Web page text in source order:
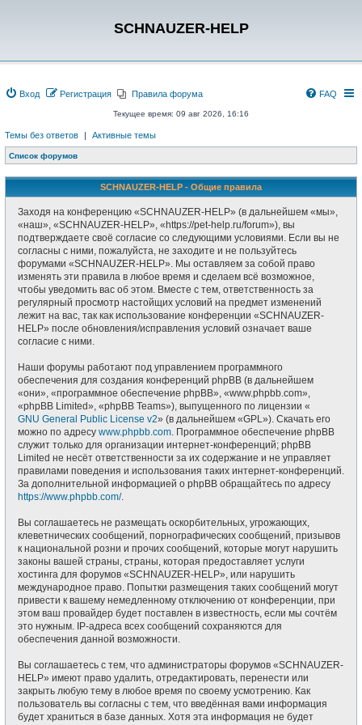
SCHNAUZER-HELP
Вход Регистрация Правила форума FAQ
Текущее время: 09 авг 2026, 16:16
Темы без ответов | Активные темы
Список форумов
SCHNAUZER-HELP - Общие правила
Заходя на конференцию «SCHNAUZER-HELP» (в дальнейшем «мы»,
«наш», «SCHNAUZER-HELP», «https://pet-help.ru/forum»), вы
подтверждаете своё согласие со следующими условиями. Если вы не
согласны с ними, пожалуйста, не заходите и не пользуйтесь
форумами «SCHNAUZER-HELP». Мы оставляем за собой право
изменять эти правила в любое время и сделаем всё возможное,
чтобы уведомить вас об этом. Вместе с тем, ответственность за
регулярный просмотр настойщих условий на предмет изменений
лежит на вас, так как использование конференции «SCHNAUZER-
HELP» после обновления/исправления условий означает ваше
согласие с ними.
Наши форумы работают под управлением программного
обеспечения для создания конференций phpBB (в дальнейшем
«они», «программное обеспечение phpBB», «www.phpbb.com»,
«phpBB Limited», «phpBB Teams»), выпущенного по лицензии «
GNU General Public License v2» (в дальнейшем «GPL»). Скачать его
можно по адресу www.phpbb.com. Программное обеспечение phpBB
служит только для организации интернет-конференций; phpBB
Limited не несёт ответственности за их содержание и не управляет
правилами поведения и использования таких интернет-конференций.
За дополнительной информацией о phpBB обращайтесь по адресу
https://www.phpbb.com/.
Вы соглашаетесь не размещать оскорбительных, угрожающих,
клеветнических сообщений, порнографических сообщений, призывов
к национальной розни и прочих сообщений, которые могут нарушить
законы вашей страны, страны, которая предоставляет услуги
хостинга для форумов «SCHNAUZER-HELP», или нарушить
международное право. Попытки размещения таких сообщений могут
привести к вашему немедленному отключению от конференции, при
этом ваш провайдер будет поставлен в известность, если мы сочтём
это нужным. IP-адреса всех сообщений сохраняются для
обеспечения данной возможности.
Вы соглашаетесь с тем, что администраторы форумов «SCHNAUZER-
HELP» имеют право удалить, отредактировать, перенести или
закрыть любую тему в любое время по своему усмотрению. Как
пользователь вы согласны с тем, что введённая вами информация
будет храниться в базе данных. Хотя эта информация не будет